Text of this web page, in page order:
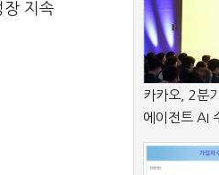
지속
카카오, 2분
에이전트 AI